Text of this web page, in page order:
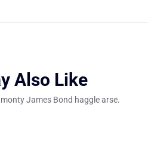
Also Like
James Bond haggle arse.